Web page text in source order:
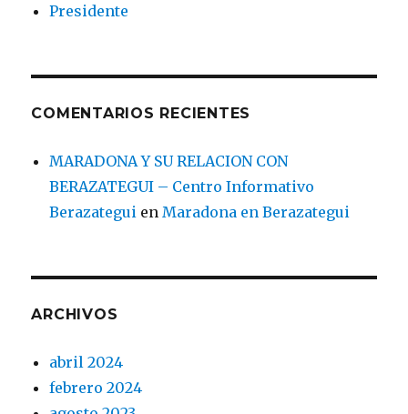
Presidente
COMENTARIOS RECIENTES
MARADONA Y SU RELACION CON
BERAZATEGUI – Centro Informativo
Berazategui en Maradona en Berazategui
ARCHIVOS
abril 2024
febrero 2024